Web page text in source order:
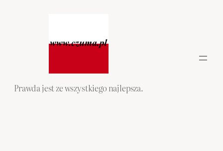
Prawda jest ze wszystkiego najlepsza.